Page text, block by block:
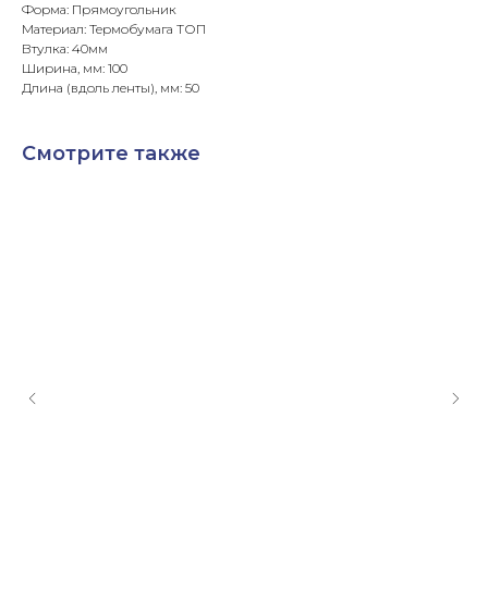
Форма: Прямоугольник
Материал: Термобумага ТОП
Втулка: 40мм
Ширина, мм: 100
Длина (вдоль ленты), мм: 50
Смотрите также